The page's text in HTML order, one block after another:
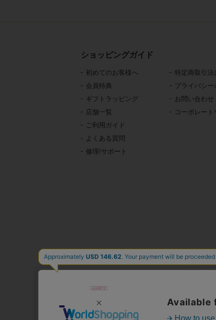
ショッピングガイド
初めてのお客様へ
会員特典
ギフトラッピング
店舗一覧
ご利用ガイド
よくある質問
修理/サポート
特定商取引法
プライバシー
お問い合わせ
コーポレート
東京・